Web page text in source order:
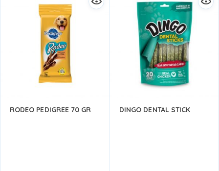
RODEO PEDIGREE 70 GR DINGO DENTAL STICK